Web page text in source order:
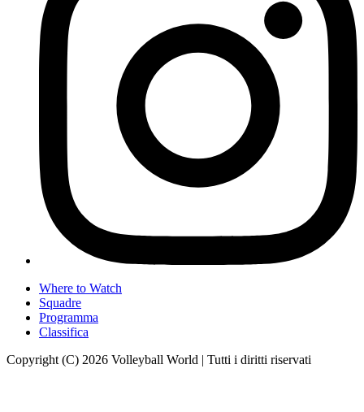
Where to Watch
Squadre
Programma
Classifica
Copyright (C) 2026 Volleyball World | Tutti i diritti riservati